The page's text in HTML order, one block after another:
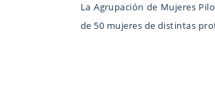
La Agrupación de Mujeres
de 50 mujeres de distintas